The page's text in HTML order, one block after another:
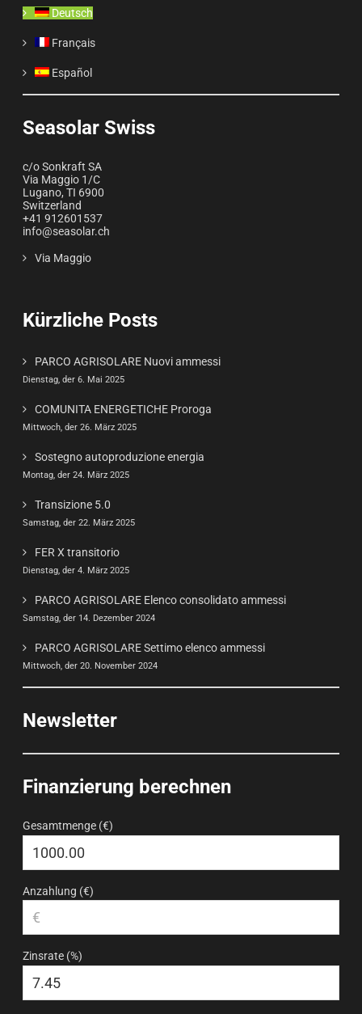
Deutsch
Français
Español
Seasolar Swiss
c/o Sonkraft SA
Via Maggio 1/C
Lugano,TI 6900
Switzerland
+41 912601537
info@seasolar.ch
Via Maggio
Kürzliche Posts
PARCO AGRISOLARE Nuovi ammessi
Dienstag, der 6. Mai 2025
COMUNITA ENERGETICHE Proroga
Mittwoch, der 26. März 2025
Sostegno autoproduzione energia
Montag, der 24. März 2025
Transizione 5.0
Samstag, der 22. März 2025
FER X transitorio
Dienstag, der 4. März 2025
PARCO AGRISOLARE Elenco consolidato ammessi
Samstag, der 14. Dezember 2024
PARCO AGRISOLARE Settimo elenco ammessi
Mittwoch, der 20. November 2024
Newsletter
Finanzierung berechnen
Gesamtmenge (€)
Anzahlung (€)
Zinsrate (%)